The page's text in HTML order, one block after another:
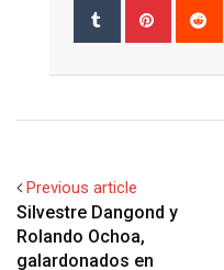
Tumblr Pinterest
Previous article
Silvestre Dangond y
Rolando Ochoa,
galardonados en